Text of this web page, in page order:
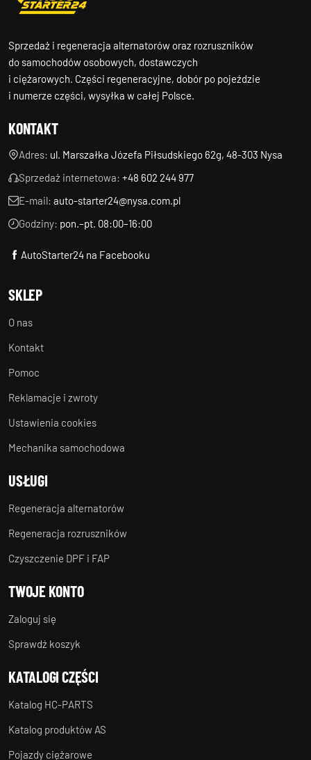
Sprzedaż i regeneracja alternatorów oraz rozruszników
do samochodów osobowych, dostawczych
i ciężarowych. Części regeneracyjne, dobór po pojeździe
i numerze części, wysyłka w całej Polsce.
KONTAKT
Adres: ul. Marszałka Józefa Piłsudskiego 62g, 48-303 Nysa
Sprzedaż internetowa: +48 602 244 977
E-mail: auto-starter24@nysa.com.pl
Godziny: pon.–pt. 08:00–16:00
AutoStarter24 na Facebooku
SKLEP
O nas
Kontakt
Pomoc
Reklamacje i zwroty
Ustawienia cookies
Mechanika samochodowa
USŁUGI
Regeneracja alternatorów
Regeneracja rozruszników
Czyszczenie DPF i FAP
TWOJE KONTO
Zaloguj się
Sprawdź koszyk
KATALOGI CZĘŚCI
Katalog HC-PARTS
Katalog produktów AS
Pojazdy ciężarowe